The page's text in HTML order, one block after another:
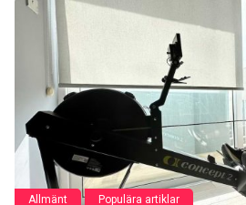
Allmänt Populära artiklar